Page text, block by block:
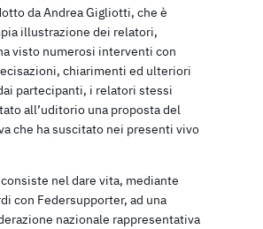
da Andrea Gigliotti, che è
illustrazione dei relatori,
visto numerosi interventi con
chiarimenti ed ulteriori
partecipanti, i relatori stessi
all’uditorio una proposta del
che ha suscitato nei presenti vivo
nel dare vita, mediante
con Federsupporter, ad una
nazionale rappresentativa